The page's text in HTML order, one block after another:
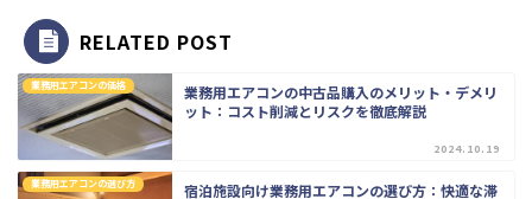
RELATED POST
業務用エアコンの価格
業務用エアコンの中古品購入のメリット・デメリ
ット：コスト削減とリスクを徹底解説
2024.10.19
業務用エアコンの選び方
宿泊施設向け業務用エアコンの選び方：快適な滞